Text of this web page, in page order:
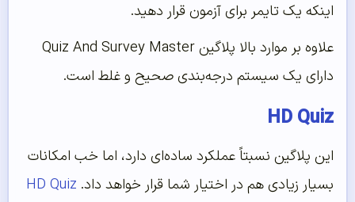
اینکه یک تایمر برای آزمون قرار دهید.
علاوه بر موارد بالا پلاگین Quiz And Survey Master
دارای یک سیستم درجه‌‌بندی صحیح و غلط است.
HD Quiz
این پلاگین نسبتاً عملکرد ساده‌ای دارد، اما خب امکانات
بسیار زیادی هم در اختیار شما قرار خواهد داد. HD Quiz